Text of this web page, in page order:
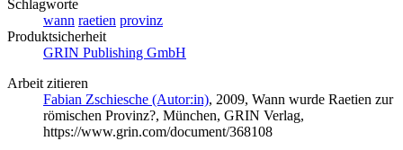
Schlagworte
wann raetien provinz
Produktsicherheit
GRIN Publishing GmbH
Arbeit zitieren
Fabian Zschiesche (Autor:in), 2009, Wann wurde Raetien zur
römischen Provinz?, München, GRIN Verlag,
https://www.grin.com/document/368108